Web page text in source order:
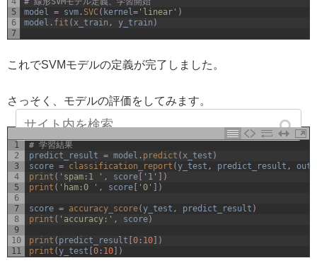
5
6
7
model = svm . SVC( kernel= 'linear' )
model . fit (x_train , y_train )
これでSVMモデルの定義が完了しました。
さっそく、モデルの評価をしてみます。
1
2
3
4
5
6
7
8
9
10
11
# 学習結果
predict_result = model . predict (x_test )
score = classification_report (y_test , predict_result ,
print ( 'spam:1 ' , score '1'
)
print ( 'ham:0 ' , score '0' )
score = accuracy_score(y_test , predict_result )
print ( 'accuracy:' , score)
print ( predict_result 0 : 10
)
print (y_test 0 : 10 )